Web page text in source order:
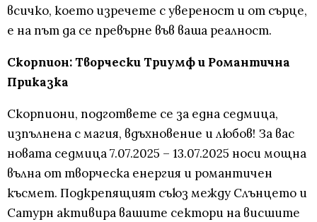
всичко, което изречете с увереност и от сърце,
е на път да се превърне във ваша реалност.
Скорпион: Творчески Триумф и Романтична
Приказка
Скорпиони, подгответе се за една седмица,
изпълнена с магия, вдъхновение и любов! За вас
новата седмица 7.07.2025 – 13.07.2025 носи мощна
вълна от творческа енергия и романтичен
късмет. Подкрепящият съюз между Слънцето и
Сатурн активира вашите сектори на висшите